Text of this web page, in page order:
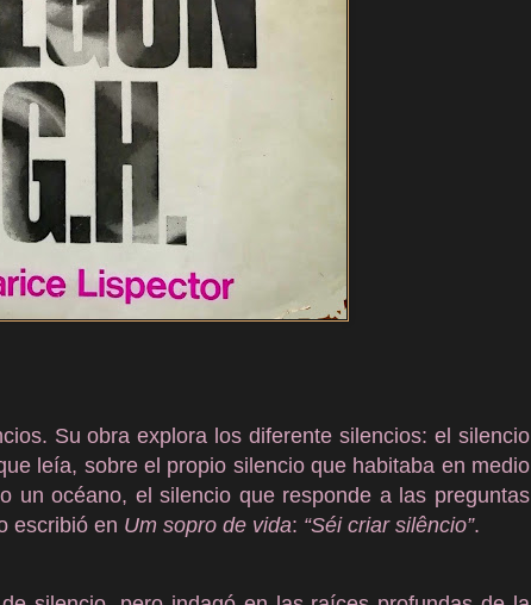
Su obra explora los diferente silencios: el silencio
leía, sobre el propio silencio que habitaba en medio
un océano, el silencio que responde a las preguntas
escribió en Um sopro de vida: “Séi criar silêncio”.